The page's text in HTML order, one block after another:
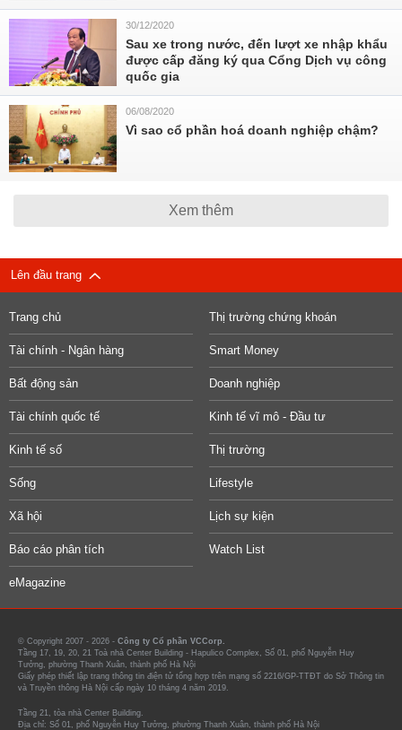
30/12/2020
Sau xe trong nước, đến lượt xe nhập khẩu
được cấp đăng ký qua Cổng Dịch vụ công
quốc gia
06/08/2020
Vì sao cổ phần hoá doanh nghiệp chậm?
Xem thêm
Lên đầu trang
Trang chủ Thị trường chứng khoán
Tài chính - Ngân hàng Smart Money
Bất động sản Doanh nghiệp
Tài chính quốc tế Kinh tế vĩ mô - Đầu tư
Kinh tế số Thị trường
Sống Lifestyle
Xã hội Lịch sự kiện
Báo cáo phân tích Watch List
eMagazine
© Copyright 2007 - 2026 - Công ty Cổ phần VCCorp.
Tầng 17, 19, 20, 21 Toà nhà Center Building - Hapulico Complex, Số 01, phố Nguyễn Huy
Tưởng, phường Thanh Xuân, thành phố Hà Nội
Giấy phép thiết lập trang thông tin điện tử tổng hợp trên mạng số 2216/GP-TTĐT do Sở Thông tin
và Truyền thông Hà Nội cấp ngày 10 tháng 4 năm 2019.
Tầng 21, tòa nhà Center Building.
Địa chỉ: Số 01, phố Nguyễn Huy Tưởng, phường Thanh Xuân, thành phố Hà Nội